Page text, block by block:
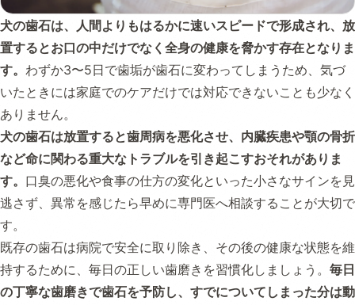
犬の歯石は、人間よりもはるかに速いスピードで形成され、放
置するとお口の中だけでなく全身の健康を脅かす存在となりま
す。 わずか3〜5日で歯垢が歯石に変わってしまうため、気づ
いたときには家庭でのケアだけでは対応できないことも少なく
ありません。
犬の歯石は放置すると歯周病を悪化させ、内臓疾患や顎の骨折
など命に関わる重大なトラブルを引き起こすおそれがありま
す。 口臭の悪化や食事の仕方の変化といった小さなサインを見
逃さず、異常を感じたら早めに専門医へ相談することが大切で
す。
既存の歯石は病院で安全に取り除き、その後の健康な状態を維
持するために、毎日の正しい歯磨きを習慣化しましょう。 毎日
の丁寧な歯磨きで歯石を予防し、すでについてしまった分は動